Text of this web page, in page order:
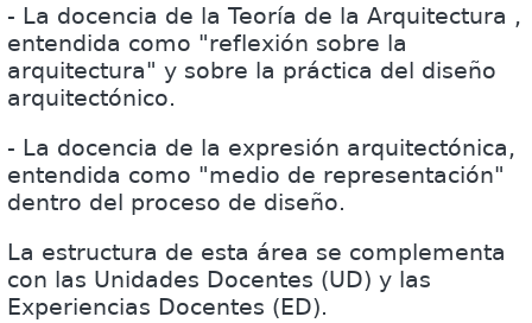
- La docencia de la Teoría de la Arquitectura ,
entendida como "reflexión sobre la
arquitectura" y sobre la práctica del diseño
arquitectónico.
- La docencia de la expresión arquitectónica,
entendida como "medio de representación"
dentro del proceso de diseño.
La estructura de esta área se complementa
con las Unidades Docentes (UD) y las
Experiencias Docentes (ED).